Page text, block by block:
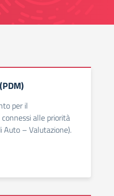
per il
alle priorità
Auto – Valutazione).